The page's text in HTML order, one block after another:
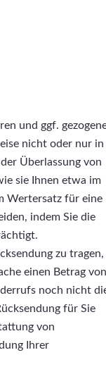
und ggf.
nicht oder nur in
Überlassung von
sie Ihnen etwa im
Wertersatz für eine
indem Sie die
zu tragen,
einen Betrag von
noch nicht
für Sie
von
Ihrer